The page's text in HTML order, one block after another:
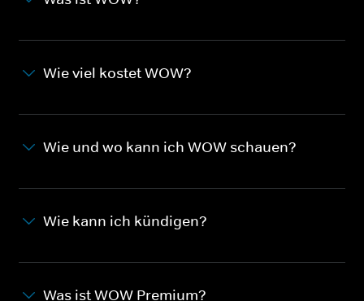
Wie viel kostet WOW?
Wie und wo kann ich WOW schauen?
Wie kann ich kündigen?
Was ist WOW Premium?